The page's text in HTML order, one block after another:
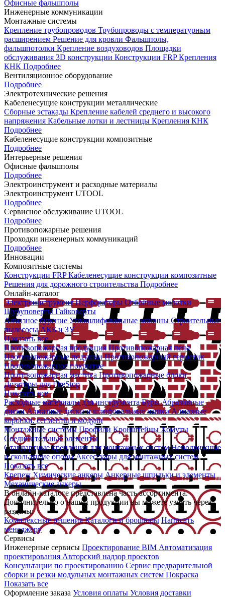
Офисные фальшполы
Инженерные коммуникации
Монтажные системы
Крепление трубопроводов Трубопроводы с температурным
расширением Решение для кровли Фальшполы,
фальшпотолки Крепление воздуховодов Площадки
обслуживания 3D конструкции Конструкции FRPКрепления
КНК Подробнее
Вентиляционное оборудование
Подробнее
Электротехнические решения
Кабеленесущие конструкции металлические
Сборные эстакады Крепление кабелей среднего и высокого
напряжения Кабельные лотки и лестницы Крепления КНК
Подробнее
Кабеленесущие конструкции композитные
Подробнее
Интерьерные решения
Офисные фальшполы
Подробнее
Электроинструмент и расходные материалы
Электроинструмент UTOOL
Подробнее
Сервисное обслуживание UTOOL
Подробнее
Противопожарные решения
Проходки инженерных коммуникаций
Подробнее
Инновации
Композитные системы
Конструкции FRPКабеленесущие конструкции композитные
Решения для дорожного строительства Подробнее
Онлайн-каталог
ЭлектроинструментПерфораторы Отбойные молотки
Шуруповерты Гайковерты
Алмазное бурение Углошлифовальные машины Строительные
пылесосыАКБ и ЗУ
Показать все
Противопожарная продукция Противопожарная пена
Противопожарные подушкиПротивопожарный герметик
Противопожарное покрытие
Противопожарная мастика Противопожарные блоки
Дозаторы для FireStop
Показать все
Расходные материалы для инструментаБурыАбразивные
дискиАлмазные диски и шлифовальные чашкиАлмазные
коронки, сегменты и модули
Монтажные системы Профили КронштейныХомуты
Соединительные элементы
Стандартные крепления для монтажных системНеподвижные
и скользящие опорыАксессуары для монтажных систем
Показать все
КрепежХимические анкеры Анкерные шпильки и элементы
Механические анкеры
В онлайн-каталоге представлена часть ассортимента.
Дополнительно о нашей продукции вы можете узнать через
разделы:
Комплексные решения Каталоги и брошюры Написать
менеджеру
Сервисы
Инженерные сервисы Проектирование BIM Автоматизация
проектирования Авторский надзор проектов
Консультации по проектированию Сервис предварительной
сборки и резки модульных монтажных систем Покраска
Показать все
Оформление заказа Условия оплаты Условия доставки